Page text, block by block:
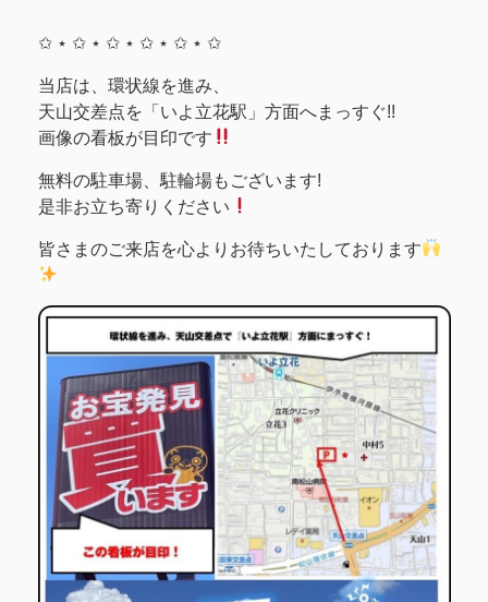
✩ ⋆ ✩ ⋆ ✩ ⋆ ✩ ⋆ ✩ ⋆ ✩
当店は、環状線を進み、
天山交差点を「いよ立花駅」方面へまっすぐ!!
画像の看板が目印です
無料の駐車場、駐輪場もございます!
是非お立ち寄りください
皆さまのご来店を心よりお待ちいたしております